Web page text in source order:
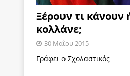
Ξέρουν τι κάνουν
κολλάνε;
30 Μαΐου 2015
Γράφει ο Σχολαστικός